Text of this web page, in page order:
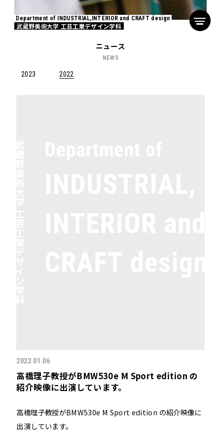
Department of INDUSTRIAL,INTERIOR and CRAFT design
武蔵野美術大学 工芸工業デザイン学科
ニュース
NEWS
2023 2022
2022.01.06
高橋理子教授がBMW530e M Sport edition の
紹介映像に出演しています。
高橋理子教授がBMW530e M Sport edition の紹介映像に
出演しています。